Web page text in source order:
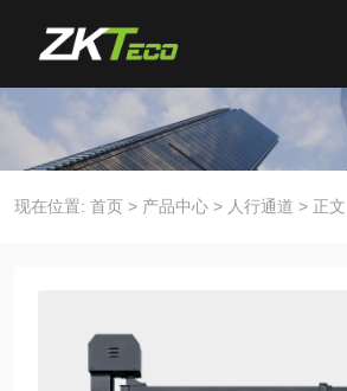
现在位置: 首页 > 产品中心 > 人行通道 > 正文